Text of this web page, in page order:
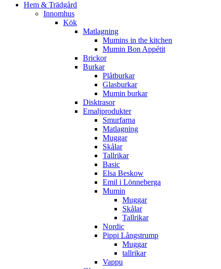
Hem & Trädgård
Innomhus
Kök
Matlagning
Mumins in the kitchen
Mumin Bon Appétit
Brickor
Burkar
Plåtburkar
Glasburkar
Mumin burkar
Disktrasor
Emaljprodukter
Smurfarna
Matlagning
Muggar
Skålar
Tallrikar
Basic
Elsa Beskow
Emil i Lönneberga
Mumin
Muggar
Skålar
Tallrikar
Nordic
Pippi Långstrump
Muggar
tallrikar
Vappu